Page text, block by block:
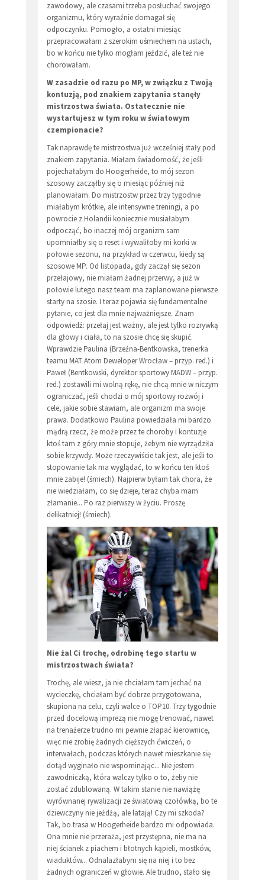
zawodowy, ale czasami trzeba posłuchać swojego
organizmu, który wyraźnie domagał się
odpoczynku. Pomogło, a ostatni miesiąc
przepracowałam z szerokim uśmiechem na ustach,
bo w końcu nie tylko mogłam jeździć, ale też nie
chorowałam.
W zasadzie od razu po MP, w związku z Twoją
kontuzją, pod znakiem zapytania stanęły
mistrzostwa świata. Ostatecznie nie
wystartujesz w tym roku w światowym
czempionacie?
Tak naprawdę te mistrzostwa już wcześniej stały pod
znakiem zapytania. Miałam świadomość, że jeśli
pojechałabym do Hoogerheide, to mój sezon
szosowy zacząłby się o miesiąc później niż
planowałam. Do mistrzostw przez trzy tygodnie
miałabym krótkie, ale intensywne treningi, a po
powrocie z Holandii koniecznie musiałabym
odpocząć, bo inaczej mój organizm sam
upomniałby się o reset i wywaliłoby mi korki w
połowie sezonu, na przykład w czerwcu, kiedy są
szosowe MP. Od listopada, gdy zaczął się sezon
przełajowy, nie miałam żadnej przerwy, a już w
połowie lutego nasz team ma zaplanowane pierwsze
starty na szosie. I teraz pojawia się fundamentalne
pytanie, co jest dla mnie najważniejsze. Znam
odpowiedź: przełaj jest ważny, ale jest tylko rozrywką
dla głowy i ciała, to na szosie chcę się skupić.
Wprawdzie Paulina (Brzeźna-Bentkowska, trenerka
teamu MAT Atom Deweloper Wrocław – przyp. red.) i
Paweł (Bentkowski, dyrektor sportowy MADW – przyp.
red.) zostawili mi wolną rękę, nie chcą mnie w niczym
ograniczać, jeśli chodzi o mój sportowy rozwój i
cele, jakie sobie stawiam, ale organizm ma swoje
prawa. Dodatkowo Paulina powiedziała mi bardzo
mądrą rzecz, że może przez te choroby i kontuzje
ktoś tam z góry mnie stopuje, żebym nie wyrządziła
sobie krzywdy. Może rzeczywiście tak jest, ale jeśli to
stopowanie tak ma wyglądać, to w końcu ten ktoś
mnie zabije! (śmiech). Najpierw byłam tak chora, że
nie wiedziałam, co się dzieje, teraz chyba mam
złamanie... Po raz pierwszy w życiu. Proszę
delikatniej! (śmiech).
Nie żal Ci trochę, odrobinę tego startu w
mistrzostwach świata?
Trochę, ale wiesz, ja nie chciałam tam jechać na
wycieczkę, chciałam być dobrze przygotowana,
skupiona na celu, czyli walce o TOP10. Trzy tygodnie
przed docelową imprezą nie mogę trenować, nawet
na trenażerze trudno mi pewnie złapać kierownicę,
więc nie zrobię żadnych cięższych ćwiczeń, o
interwałach, podczas których nawet mieszkanie się
dotąd wyginało nie wspominając... Nie jestem
zawodniczką, która walczy tylko o to, żeby nie
zostać zdublowaną. W takim stanie nie nawiążę
wyrównanej rywalizacji ze światową czołówką, bo te
dziewczyny nie jeżdżą, ale latają! Czy mi szkoda?
Tak, bo trasa w Hoogerheide bardzo mi odpowiada.
Ona mnie nie przeraża, jest przystępna, nie ma na
niej ścianek z piachem i błotnych kąpieli, mostków,
wiaduktów... Odnalazłabym się na niej i to bez
żadnych ograniczeń w głowie. Ale trudno, stało się